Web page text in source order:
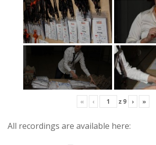
« ‹ z9 › »
All recordings are available here: